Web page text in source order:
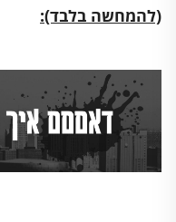
(להמחשה בלבד):